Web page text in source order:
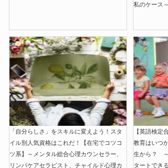
私のケース～
「自分らしさ」をスキルに変えよう！スタ
イル別人気資格はこれだ！【在宅でコツコ
ツ系】～メンタル総合心理カウンセラー、
リンパケアセラピスト、チャイルド心理カ
【英語検定
教育はいつ
生から？ ～
タートでき